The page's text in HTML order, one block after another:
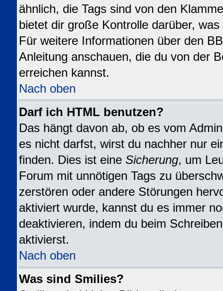
ähnlich, die Tags sind von den
bietet dir große Kontrolle darüber,
Für weitere Informationen über den
Anleitung anschauen, die du von der
erreichen kannst.
Nach oben
Darf ich HTML benutzen?
Das hängt davon ab, ob es vom
es nicht darfst, wirst du nachher nur
finden. Dies ist eine Sicherung, um
Forum mit unnötigen Tags zu
zerstören oder andere Störungen
aktiviert wurde, kannst du es immer
deaktivieren, indem du beim
aktivierst.
Nach oben
Was sind Smilies?